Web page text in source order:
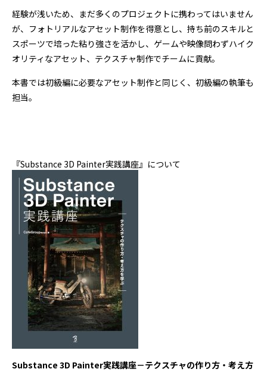
経験が浅いため、まだ多くのプロジェクトに携わってはいません
が、フォトリアルなアセット制作を得意とし、持ち前のスキルと
スポーツで培った粘り強さを活かし、ゲームや映像問わずハイク
オリティなアセット、テクスチャ制作でチームに貢献。
本書では初級編に必要なアセット制作と同じく、初級編の執筆も
担当。
『Substance 3D Painter実践講座』について
Substance 3D Painter実践講座－テクスチャの作り方・考え方